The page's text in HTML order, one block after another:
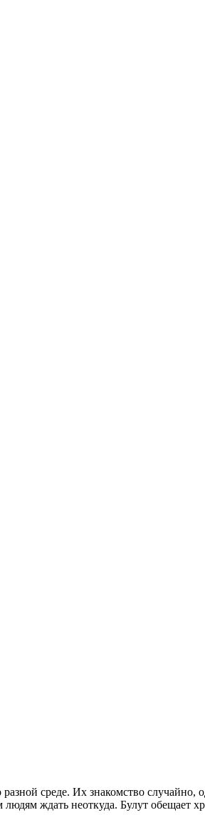
среде. Их знакомство
ждать неоткуда. Булут обещает